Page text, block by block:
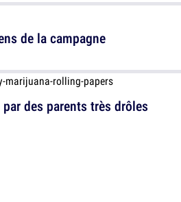
des parents très drôles
de la campagne